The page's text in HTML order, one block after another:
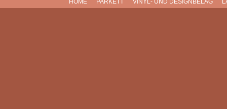
HOME PARKETT VINYL- UND DESIGNBELAG